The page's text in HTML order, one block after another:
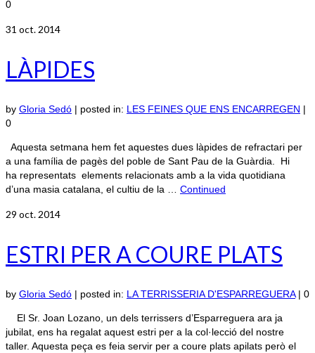
0
31 oct. 2014
LÀPIDES
by Gloria Sedó | posted in: LES FEINES QUE ENS ENCARREGEN |
0
Aquesta setmana hem fet aquestes dues làpides de refractari per
a una família de pagès del poble de Sant Pau de la Guàrdia. Hi
ha representats elements relacionats amb a la vida quotidiana
d’una masia catalana, el cultiu de la … Continued
29 oct. 2014
ESTRI PER A COURE PLATS
by Gloria Sedó | posted in: LA TERRISSERIA D'ESPARREGUERA | 0
El Sr. Joan Lozano, un dels terrissers d’Esparreguera ara ja
jubilat, ens ha regalat aquest estri per a la col·lecció del nostre
taller. Aquesta peça es feia servir per a coure plats apilats però el